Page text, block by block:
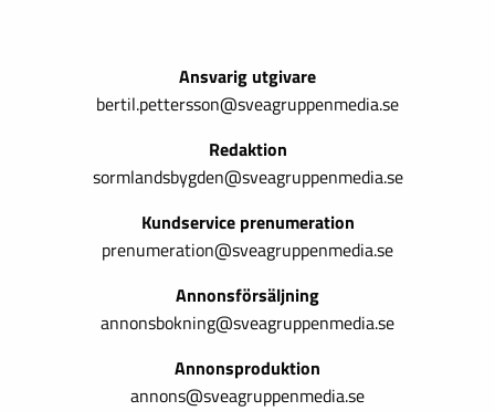
Ansvarig utgivare
bertil.pettersson@sveagruppenmedia.se
Redaktion
sormlandsbygden@sveagruppenmedia.se
Kundservice prenumeration
prenumeration@sveagruppenmedia.se
Annonsförsäljning
annonsbokning@sveagruppenmedia.se
Annonsproduktion
annons@sveagruppenmedia.se